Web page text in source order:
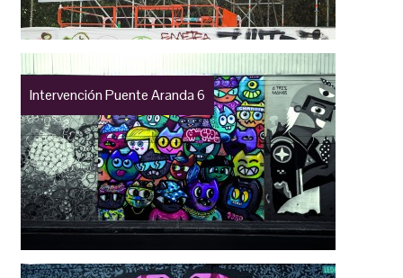
Intervención Puente Aranda 6